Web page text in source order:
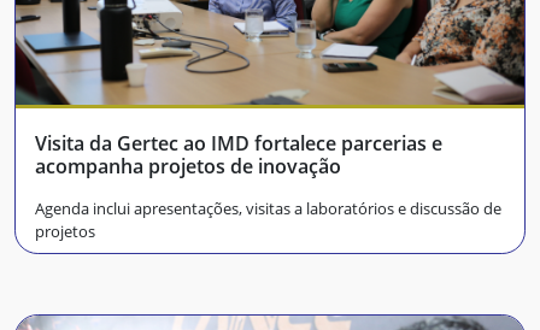
Visita da Gertec ao IMD fortalece parcerias e
acompanha projetos de inovação
Agenda inclui apresentações, visitas a laboratórios e discussão de
projetos